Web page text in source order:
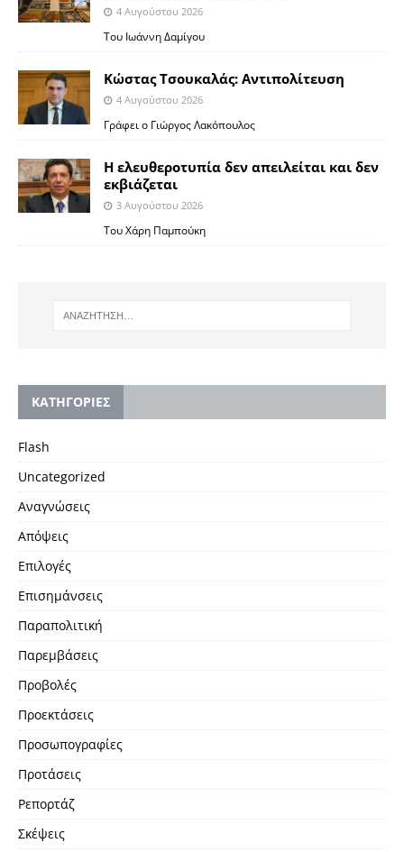
4 Αυγούστου 2026
Toυ Ιωάννη Δαμίγου
Κώστας Τσουκαλάς: Αντιπολίτευση
4 Αυγούστου 2026
Γράφει ο Γιώργος Λακόπουλος
Η ελευθεροτυπία δεν απειλείται και δεν
εκβιάζεται
3 Αυγούστου 2026
Του Χάρη Παμπούκη
KΑΤΗΓΟΡΙΕΣ
Flash
Uncategorized
Αναγνώσεις
Απόψεις
Επιλογές
Επισημάνσεις
Παραπολιτική
Παρεμβάσεις
Προβολές
Προεκτάσεις
Προσωπογραφίες
Προτάσεις
Ρεπορτάζ
Σκέψεις